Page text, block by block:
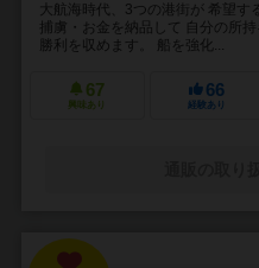
大航海時代、3つの港街が 希望
捕虜・お金を納品して 自分の所
勝利を収めます。 船を強化...
67
興味あり
66
経験あり